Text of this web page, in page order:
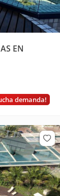
EN
demanda!